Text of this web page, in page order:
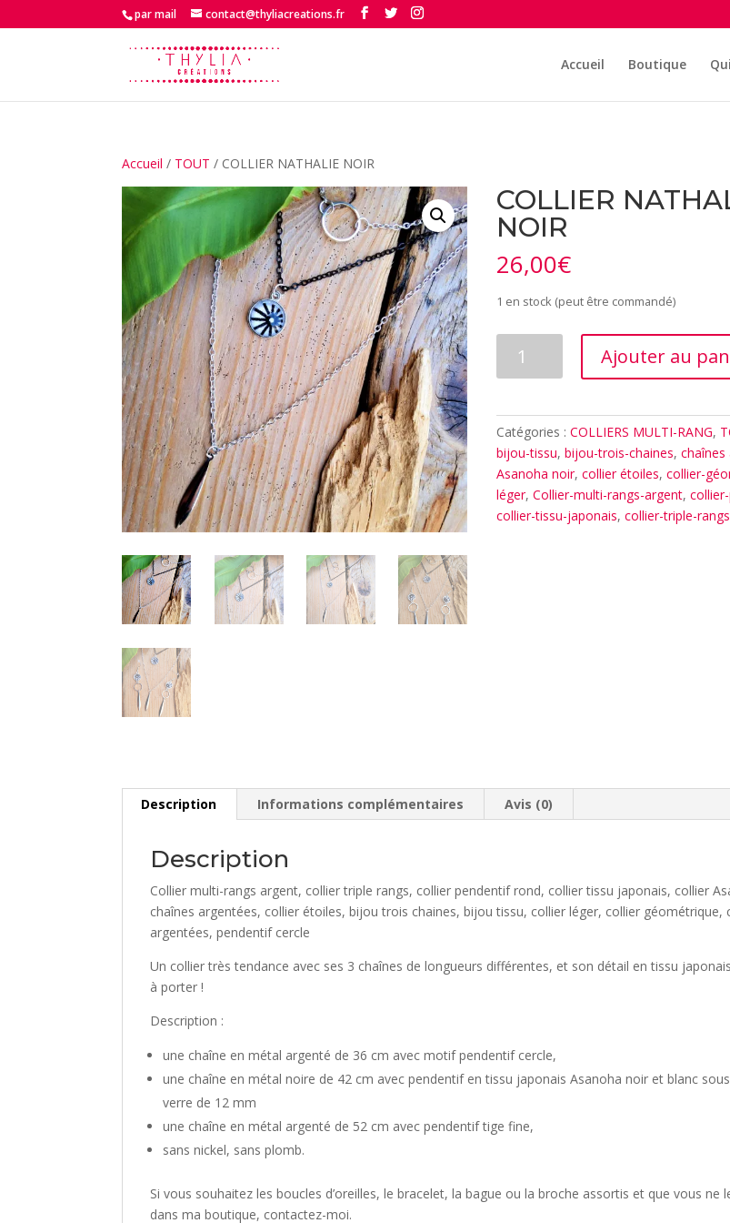
par mail contact@thyliacreations.fr
Accueil Boutique
Accueil / TOUT / COLLIER NATHALIE NOIR
COLLIER
NOIR
26,00€
1 en stock (peut être commandé)
NOIR
Ajouter au
Catégories :COLLIERS MULTI-RANG,
bijou-tissu,bijou-trois-chaines,chaînes
Asanoha noir,collier étoiles,collier-
léger,Collier-multi-rangs-argent,
collier-tissu-japonais,collier-triple-rangs
Description Informations complémentaires Avis (0)
Description
Collier multi-rangs argent, collier triple rangs, collier pendentif rond, collier tissu japonais, collier
chaînes argentées, collier étoiles, bijou trois chaines, bijou tissu, collier léger, collier géométrique,
argentées, pendentif cercle
Un collier très tendance avec ses 3 chaînes de longueurs différentes, et son détail en tissu
à porter !
Description :
une chaîne en métal argenté de 36 cm avec motif pendentif cercle,
une chaîne en métal noire de 42 cm avec pendentif en tissu japonais Asanoha noir et blanc
verre de 12 mm
une chaîne en métal argenté de 52 cm avec pendentif tige fine,
sans nickel, sans plomb.
Si vous souhaitez les boucles d’oreilles, le bracelet, la bague ou la broche assortis et que vous ne
dans ma boutique, contactez-moi.